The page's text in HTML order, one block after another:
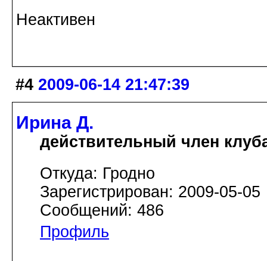
Неактивен
#4 2009-06-14 21:47:39
Ирина Д.
действительный член
Откуда: Гродно
Зарегистрирован: 2009-05-05
Сообщений: 486
Профиль